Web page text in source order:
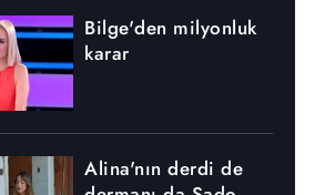
Bilge'den milyonluk
karar
Alina'nın derdi de